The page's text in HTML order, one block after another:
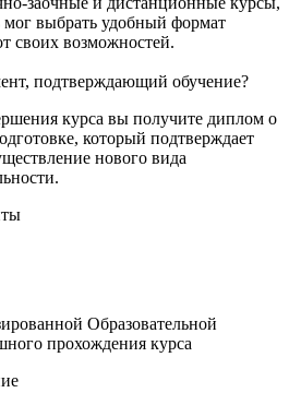
выбрать удобный формат
своих возможностей.
подтверждающий обучение?
курса вы получите диплом о
который подтверждает
нового вида
Образовательной
прохождения курса